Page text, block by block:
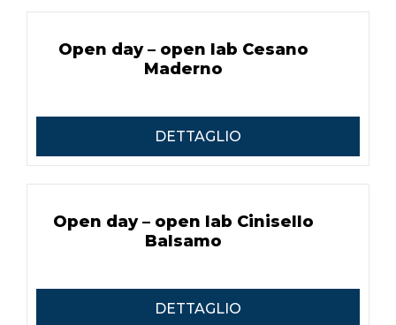
Open day – open lab Cesano
Maderno
DETTAGLIO
Open day – open lab Cinisello
Balsamo
DETTAGLIO